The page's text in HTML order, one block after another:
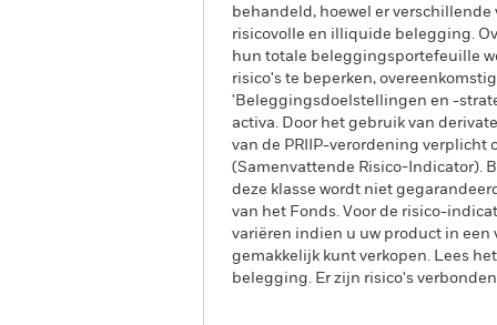
behandeld, hoewel er
risicovolle en illiquide belegging.
hun totale beleggingsportefeuille
risico's te beperken,
'Beleggingsdoelstellingen en -
activa. Door het gebruik van
van de PRIIP-verordening verplicht
(Samenvattende Risico-Indicator).
deze klasse wordt niet
van het Fonds. Voor de risico-
variëren indien u uw product in
gemakkelijk kunt verkopen. Lees
belegging. Er zijn risico's